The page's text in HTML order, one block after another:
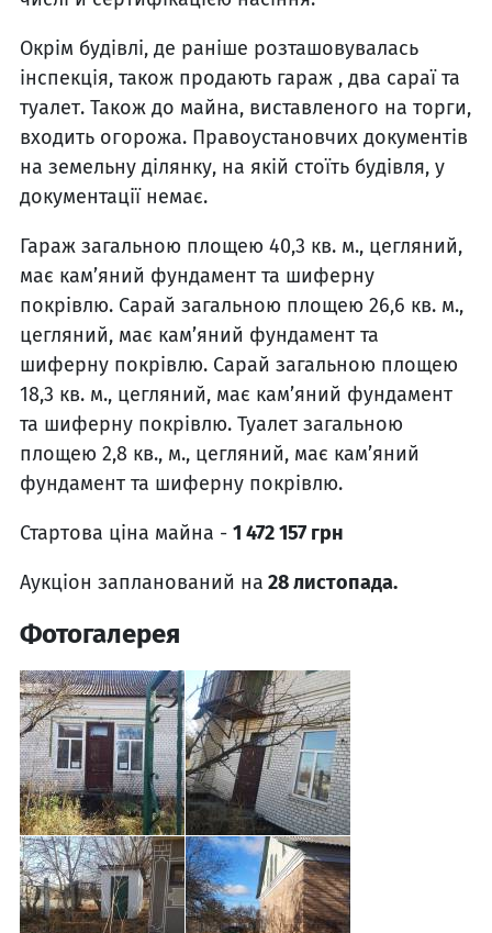
Окрім будівлі, де раніше розташовувалась
інспекція, також продають гараж , два сараї та
туалет. Також до майна, виставленого на торги,
входить огорожа. Правоустановчих документів
на земельну ділянку, на якій стоїть будівля, у
документації немає.
Гараж загальною площею 40,3 кв. м., цегляний,
має кам’яний фундамент та шиферну
покрівлю. Сарай загальною площею 26,6 кв. м.,
цегляний, має кам’яний фундамент та
шиферну покрівлю. Сарай загальною площею
18,3 кв. м., цегляний, має кам’яний фундамент
та шиферну покрівлю. Туалет загальною
площею 2,8 кв., м., цегляний, має кам’яний
фундамент та шиферну покрівлю.
Стартова ціна майна - 1 472 157 грн
Аукціон запланований на 28 листопада.
Фотогалерея